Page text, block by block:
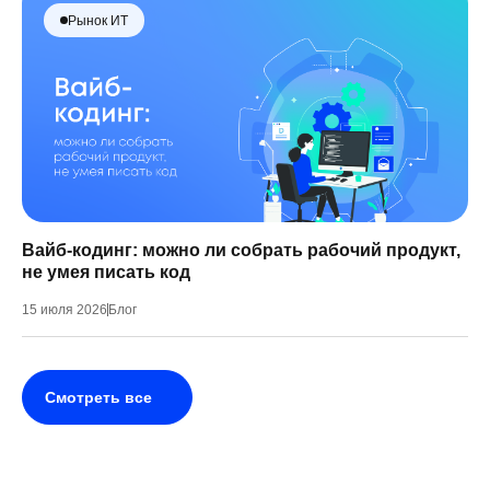
Рынок ИТ
Вайб-кодинг: можно ли собрать рабочий продукт,
не умея писать код
15 июля 2026 Блог
Смотреть все